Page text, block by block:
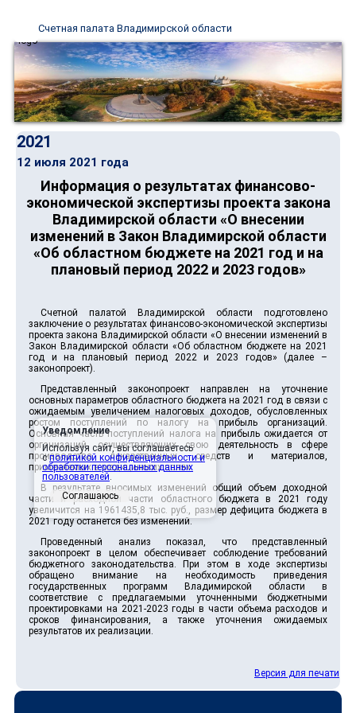
Счетная палата Владимирской области
2021
12 июля 2021 года
Информация о результатах финансово-
экономической экспертизы проекта закона
Владимирской области «О внесении
изменений в Закон Владимирской области
«Об областном бюджете на 2021 год и на
плановый период 2022 и 2023 годов»
Счетной палатой Владимирской области подготовлено
заключение о результатах финансово-экономической экспертизы
проекта закона Владимирской области «О внесении изменений в
Закон Владимирской области «Об областном бюджете на 2021
год и на плановый период 2022 и 2023 годов» (далее –
законопроект).
Представленный законопроект направлен на уточнение
основных параметров областного бюджета на 2021 год в связи с
ожидаемым увеличением налоговых доходов, обусловленных
ростом поступлений по налогу на прибыль организаций.
Основная часть поступлений налога на прибыль ожидается от
организаций, осуществляющих свою деятельность в сфере
производства лекарственных средств и материалов,
применяемых в медицинских целях.
В результате вносимых изменений общий объем доходной
части и расходной части областного бюджета в 2021 году
увеличится на 1961435,8 тыс. руб., размер дефицита бюджета в
2021 году останется без изменений.
Проведенный анализ показал, что представленный
законопроект в целом обеспечивает соблюдение требований
бюджетного законодательства. При этом в ходе экспертизы
обращено внимание на необходимость приведения
государственных программ Владимирской области в
соответствие с предлагаемыми уточненными бюджетными
проектировками на 2021-2023 годы в части объема расходов и
сроков финансирования, а также уточнения ожидаемых
результатов их реализации.
Версия для печати
Уведомление
Используя сайт, вы соглашаетесь
сполитикой конфиденциальности и
обработки персональных данных
пользователей.
Соглашаюсь